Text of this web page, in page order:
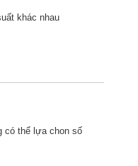
khác nhau
có thể lựa chon số